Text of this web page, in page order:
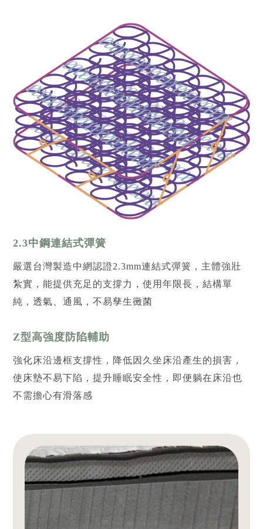
2.3中鋼連結式彈簧
嚴選台灣製造中網認證2.3mm連結式彈簧，主體強壯
紮實，能提供充足的支撐力，使用年限長，結構單
純，透氣、通風，不易孳生黴菌
Z型高強度防陷輔助
強化床沿邊框支撐性，降低因久坐床沿產生的損害，
使床墊不易下陷，提升睡眠安全性，即便躺在床沿也
不需擔心有滑落感